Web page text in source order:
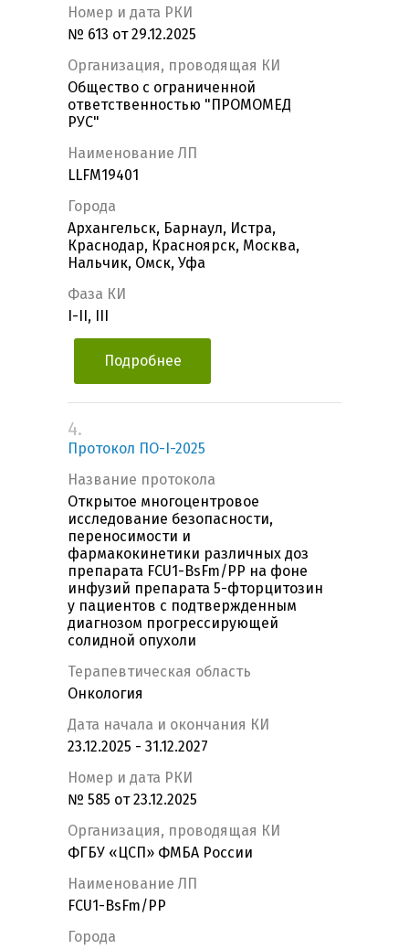
Номер и дата РКИ
№ 613 от 29.12.2025
Организация, проводящая КИ
Общество с ограниченной
ответственностью "ПРОМОМЕД
РУС"
Наименование ЛП
LLFM19401
Города
Архангельск, Барнаул, Истра,
Краснодар, Красноярск, Москва,
Нальчик, Омск, Уфа
Фаза КИ
I-II, III
Подробнее
4.
Протокол ПО-I-2025
Название протокола
Открытое многоцентровое
исследование безопасности,
переносимости и
фармакокинетики различных доз
препарата FCU1-BsFm/PP на фоне
инфузий препарата 5-фторцитозин
у пациентов c подтвержденным
диагнозом прогрессирующей
солидной опухоли
Терапевтическая область
Онкология
Дата начала и окончания КИ
23.12.2025 - 31.12.2027
Номер и дата РКИ
№ 585 от 23.12.2025
Организация, проводящая КИ
ФГБУ «ЦСП» ФМБА России
Наименование ЛП
FCU1-BsFm/PP
Города